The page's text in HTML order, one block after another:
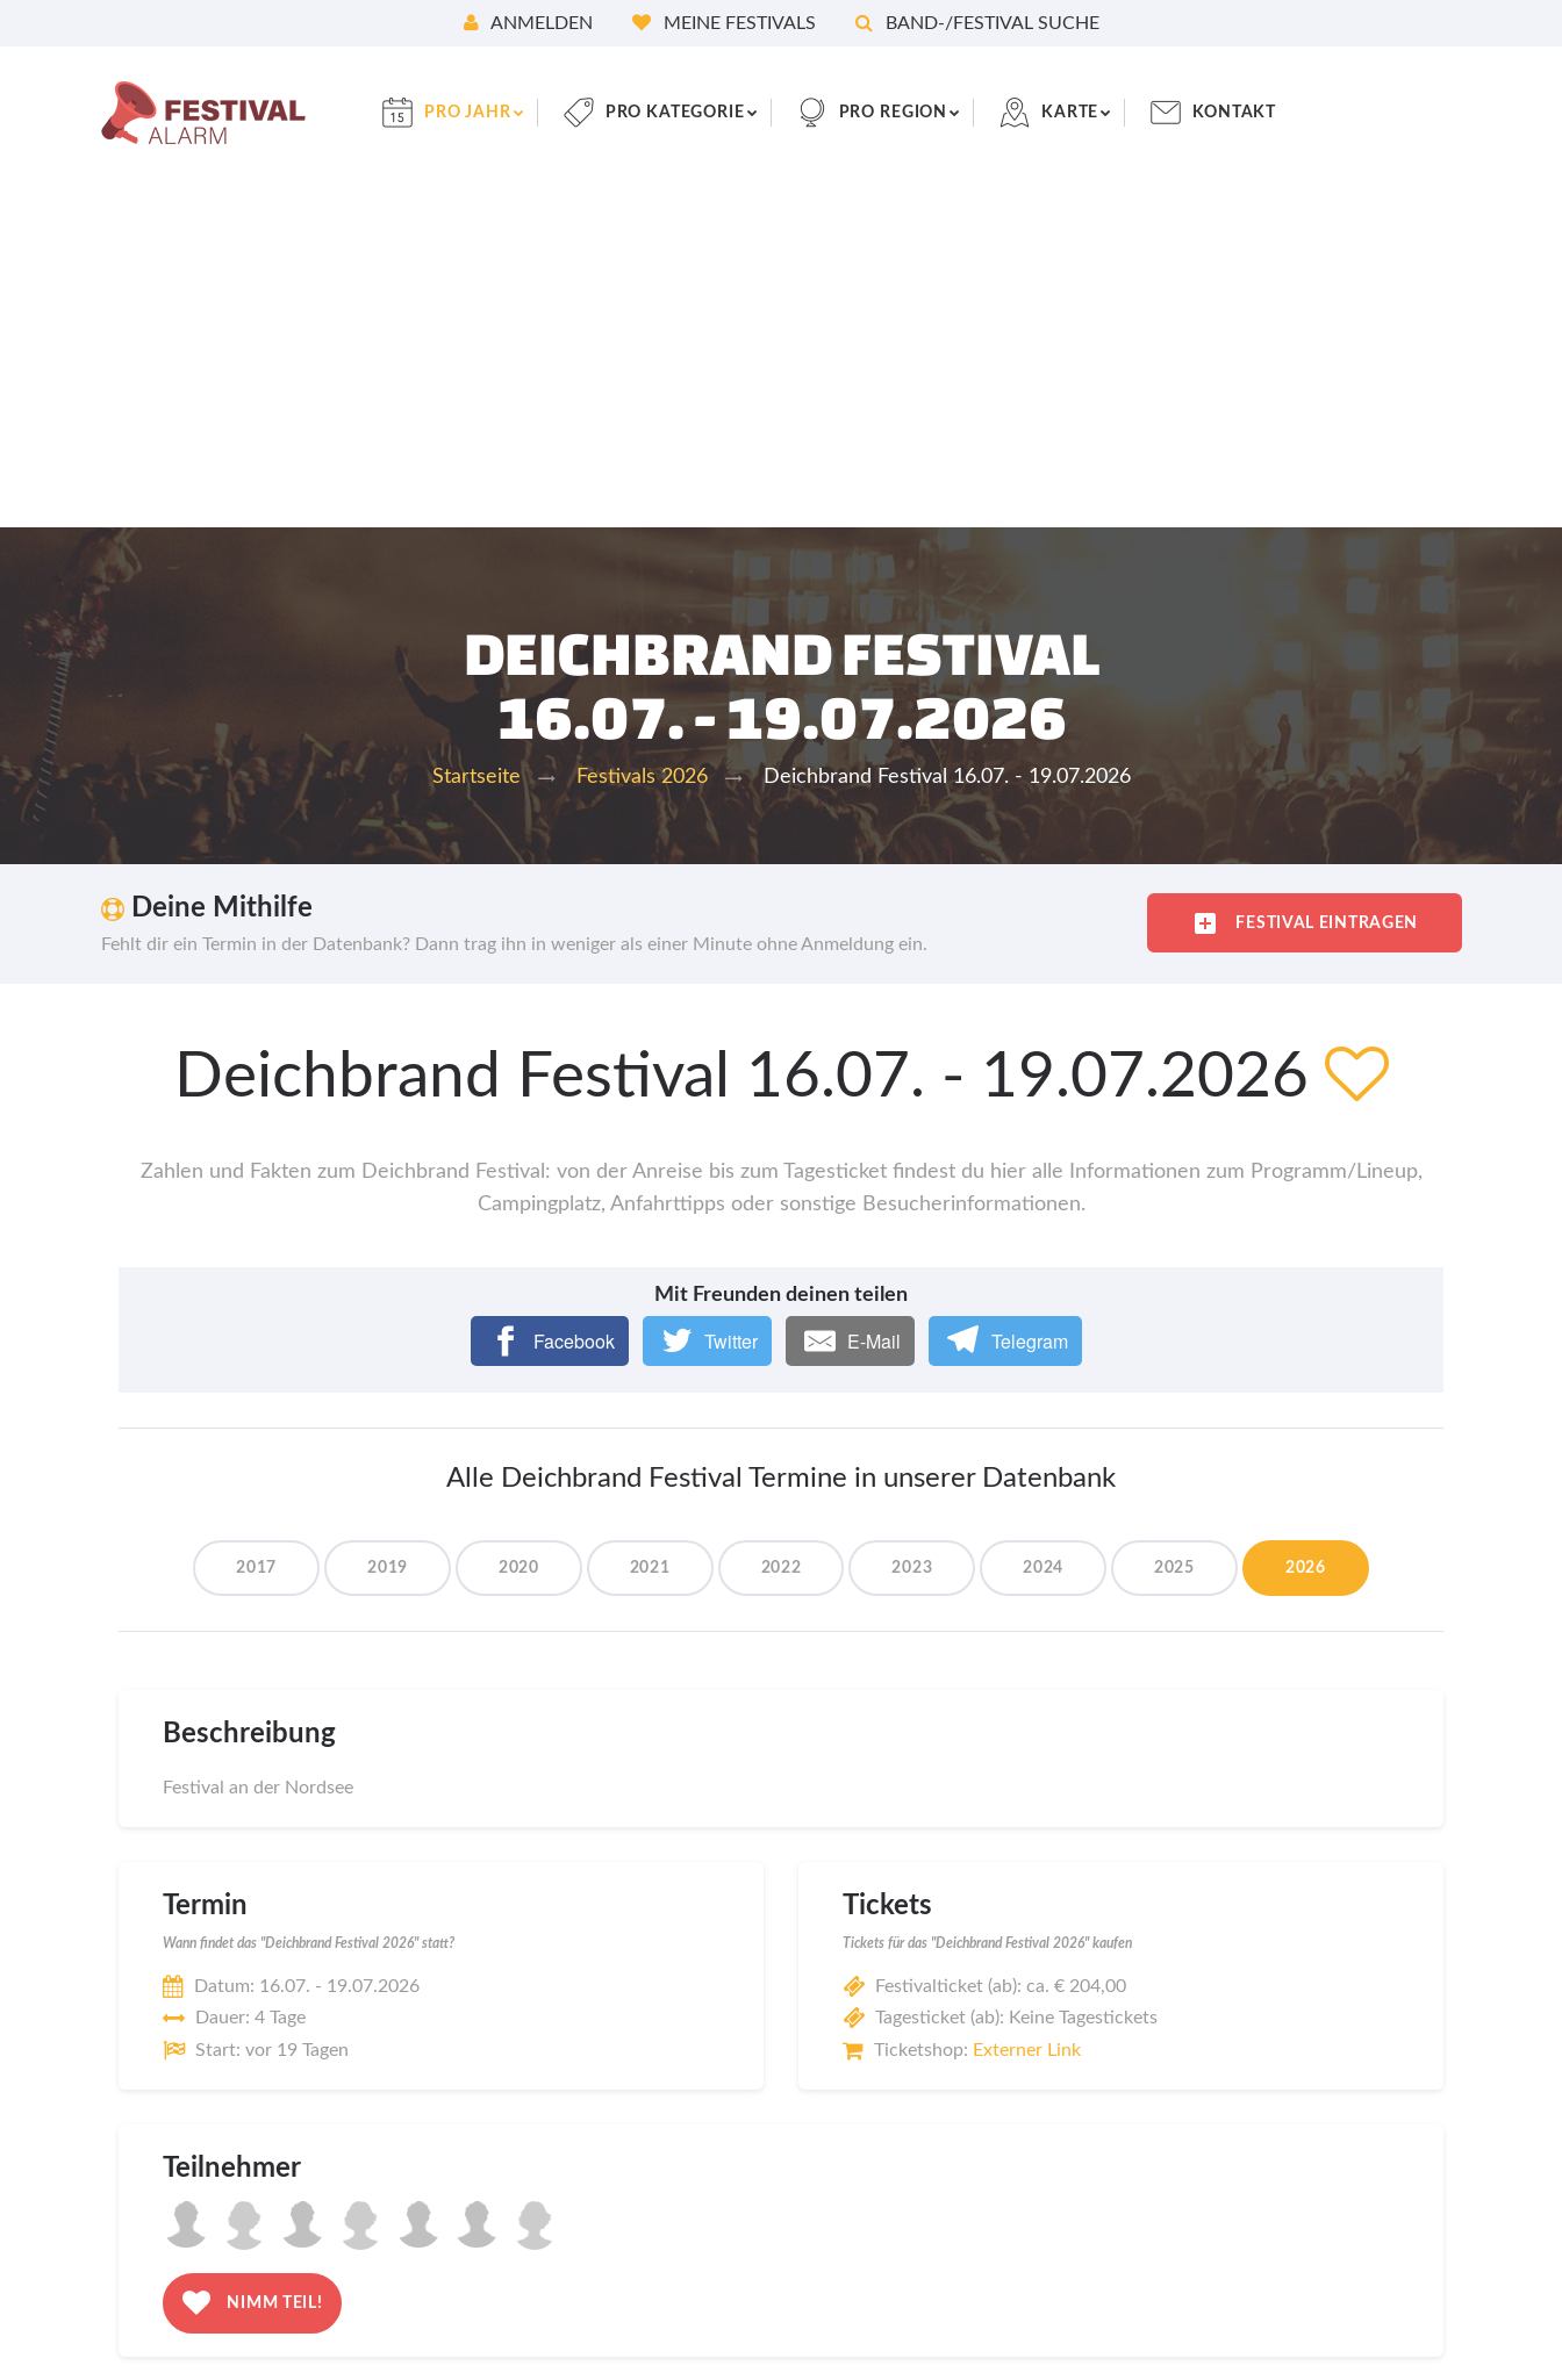
ANMELDEN MEINE FESTIVALS BAND-/FESTIVAL SUCHE
PRO JAHR PRO KATEGORIE PRO REGION KARTE KONTAKT
DEICHBRAND FESTIVAL
16.07. - 19.07.2026
Startseite Festivals 2026 Deichbrand Festival 16.07. - 19.07.2026
Deine Mithilfe
Fehlt dir ein Termin in der Datenbank? Dann trag ihn in weniger als einer Minute ohne Anmeldung ein.
FESTIVAL EINTRAGEN
Deichbrand Festival 16.07. - 19.07.2026
Zahlen und Fakten zum Deichbrand Festival: von der Anreise bis zum Tagesticket findest du hier alle Informationen zum Programm/Lineup,
Campingplatz, Anfahrttipps oder sonstige Besucherinformationen.
Mit Freunden deinen teilen
Facebook Twitter E-Mail Telegram
Alle Deichbrand Festival Termine in unserer Datenbank
2017 2019 2020 2021 2022 2023 2024 2025 2026
Beschreibung
Festival an der Nordsee
Termin
Wann findet das "Deichbrand Festival 2026" statt?
Datum: 16.07. - 19.07.2026
Dauer: 4 Tage
Start: vor 19 Tagen
Tickets
Tickets für das "Deichbrand Festival 2026" kaufen
Festivalticket (ab): ca. € 204,00
Tagesticket (ab): Keine Tagestickets
Ticketshop: Externer Link
Teilnehmer
NIMM TEIL!